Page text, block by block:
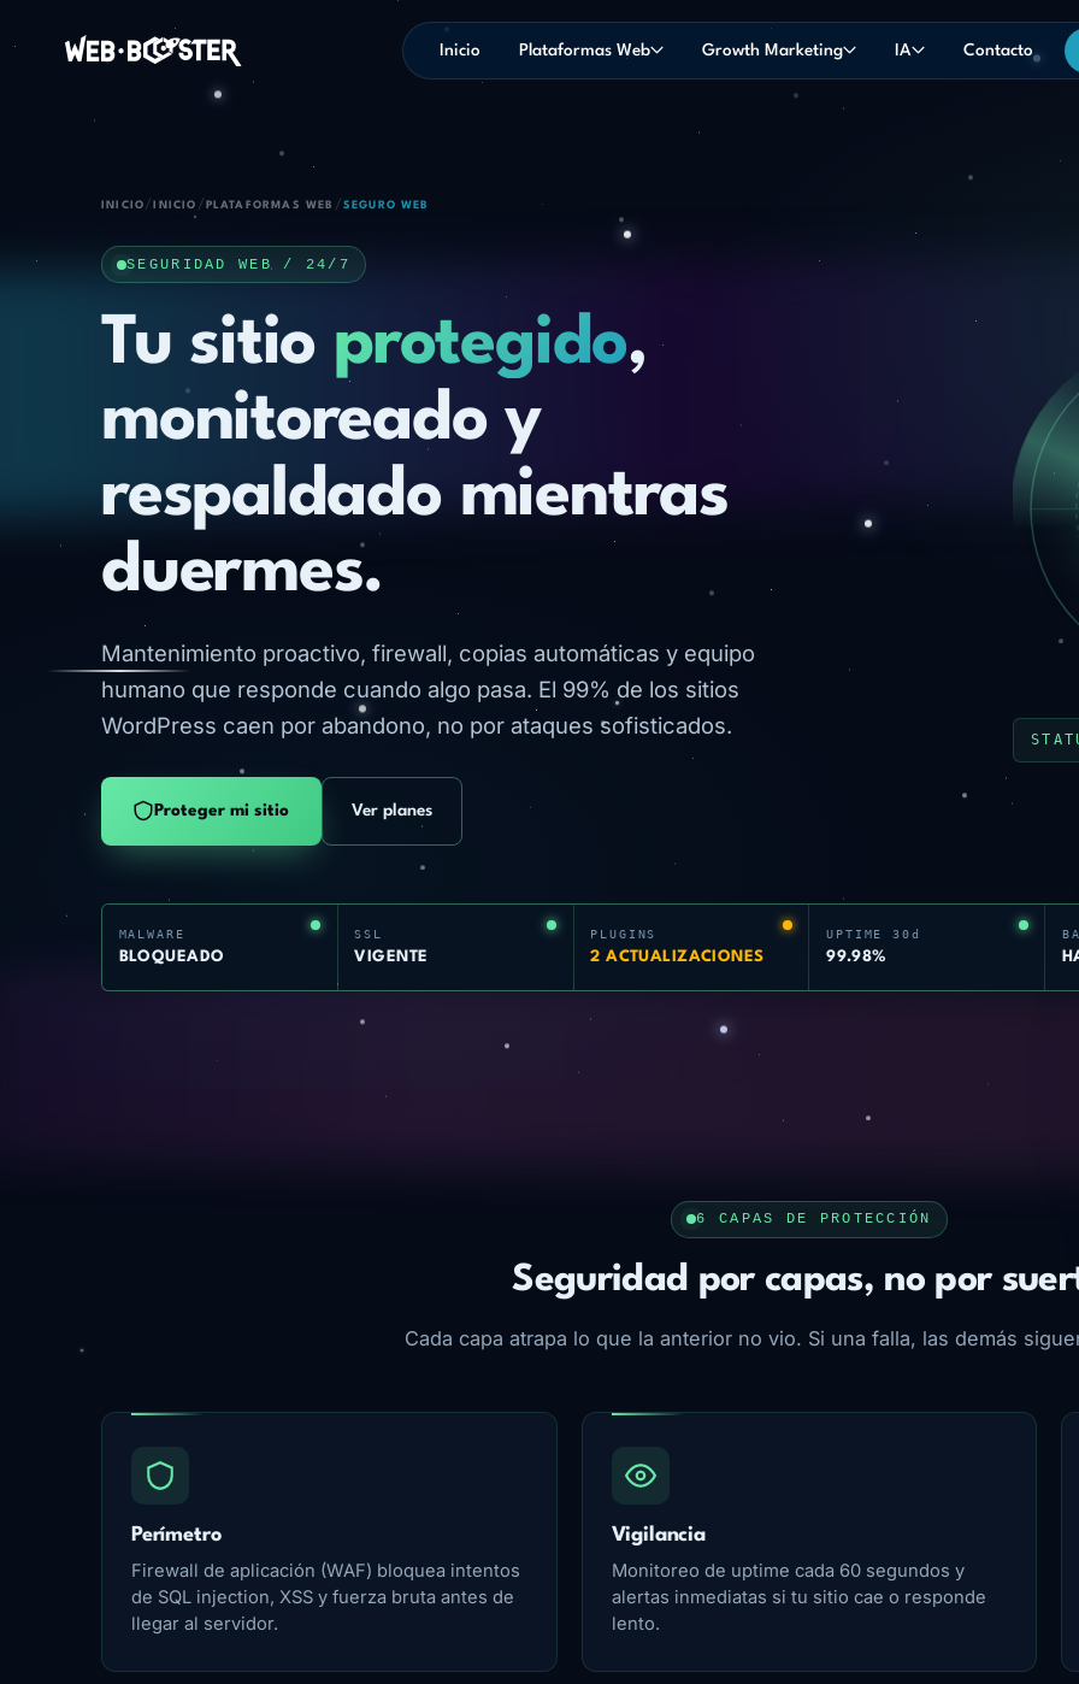
Inicio Plataformas Web Growth Marketing IA Contacto
INICIO /INICIO / PLATAFORMAS WEB / SEGURO WEB
SEGURIDAD WEB / 24/7
Tu sitio protegido,
monitoreado y
respaldado mientras
duermes.
Mantenimiento proactivo, firewall, copias automáticas y equipo
humano que responde cuando algo pasa. El 99% de los sitios
WordPress caen por abandono, no por ataques sofisticados.
Proteger mi sitio Ver planes
MALWARE
BLOQUEADO
SSL
VIGENTE
PLUGINS
2 ACTUALIZACIONES
UPTIME 30d
99.98%
6 CAPAS DE PROTECCIÓN
Seguridad por capas, no por
Cada capa atrapa lo que la anterior no vio. Si una falla, las demás
Perímetro
Firewall de aplicación (WAF) bloquea intentos
de SQL injection, XSS y fuerza bruta antes de
llegar al servidor.
Vigilancia
Monitoreo de uptime cada 60 segundos y
alertas inmediatas si tu sitio cae o responde
lento.